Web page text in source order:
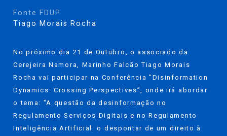
Fonte FDUP
Tiago Morais Rocha
No próximo dia 21 de Outubro, o associado da
Cerejeira Namora, Marinho FalcãoTiago Morais
Rocha vai participar na Conferência "Disinformation
Dynamics: Crossing Perspectives”, onde irá abordar
o tema: "A questão da desinformação no
Regulamento Serviços Digitais e no Regulamento
Inteligência Artificial: o despontar de um direito à